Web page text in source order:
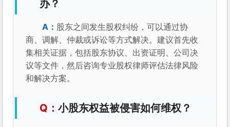
办？
股东之间发生股权纠纷，可以通过协
商、调解、仲裁或诉讼等方式解决。建议首先收
集相关证据，包括股东协议、出资证明、公司决
议等文件，然后咨询专业股权律师评估法律风险
和解决方案。
小股东权益被侵害如何维权？